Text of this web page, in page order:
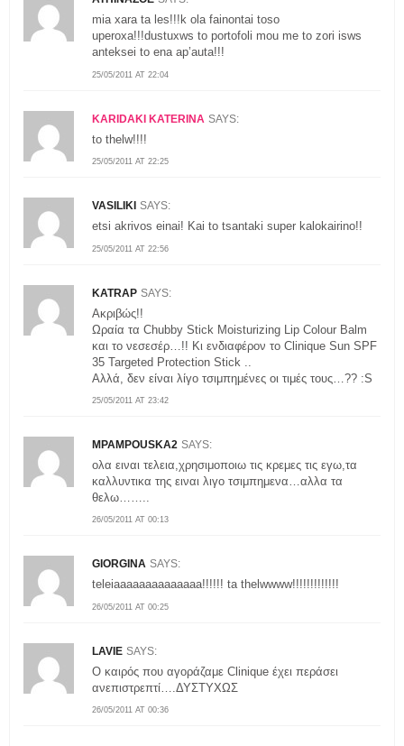
25/05/2011 AT 22:04
mia xara ta les!!!k ola fainontai toso
uperoxa!!!dustuxws to portofoli mou me to zori isws
anteksei to ena ap’auta!!!
KARIDAKI KATERINA SAYS:
25/05/2011 AT 22:25
to thelw!!!!
VASILIKI SAYS:
25/05/2011 AT 22:56
etsi akrivos einai! Kai to tsantaki super kalokairino!!
KATRAP SAYS:
25/05/2011 AT 23:42
Ακριβώς!!
Ωραία τα Chubby Stick Moisturizing Lip Colour Balm
και το νεσεσέρ…!! Κι ενδιαφέρον το Clinique Sun SPF
35 Targeted Protection Stick ..
Αλλά, δεν είναι λίγο τσιμπημένες οι τιμές τους…?? :S
MPAMPOUSKA2 SAYS:
26/05/2011 AT 00:13
ολα ειναι τελεια,χρησιμοποιω τις κρεμες τις εγω,τα
καλλυντικα της ειναι λιγο τσιμπημενα…αλλα τα
θελω……..
GIORGINA SAYS:
26/05/2011 AT 00:25
teleiaaaaaaaaaaaaaa!!!!!! ta thelwwww!!!!!!!!!!!!!
LAVIE SAYS:
26/05/2011 AT 00:36
Ο καιρός που αγοράζαμε Clinique έχει περάσει
ανεπιστρεπτί….ΔΥΣΤΥΧΩΣ